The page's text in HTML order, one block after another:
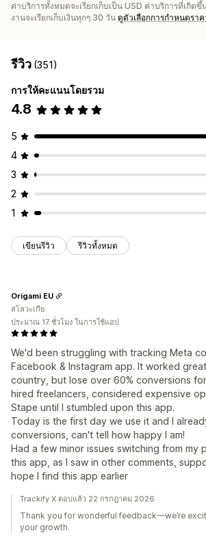
ค่าบริการทั้งหมดจะเรียกเก็บเป็น USD ค่าบริการที่เกิด
งานจะเรียกเก็บเงินทุกๆ 30 วัน ดูตัวเลือกการกำหนดรา
รีวิว (351)
การให้คะแนนโดยรวม
4.8
5
4
3
2
1
เขียนรีวิว รีวิวทั้งหมด
We'd been struggling with tracking Meta
Facebook & Instagram app. It worked
country, but lose over 60% conversions for
hired freelancers, considered expensive
Stape until I stumbled upon this app.
Today is the first day we use it and I
conversions, can't tell how happy I am!
Had a few minor issues switching from my
this app, as I saw in other comments,
hope I find this app earlier
Origami EU
สโลวะเกีย
ประมาณ 17 ชั่วโมง ในการใช้แอป
Trackify X ตอบแล้ว 22 กรกฎาคม 2026
Thank you for wonderful feedback—we’re
your growth.